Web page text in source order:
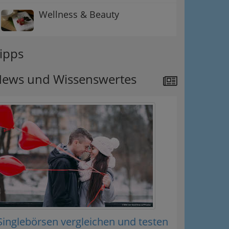
Wellness & Beauty
und Wissenswertes
vergleichen und testen